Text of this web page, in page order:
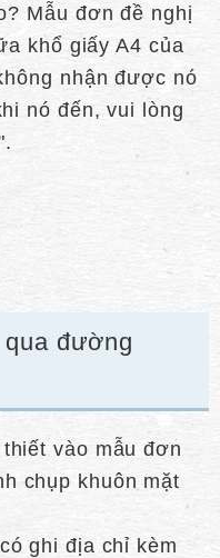
Mẫu đơn đề nghị
khổ giấy A4 của
nhận được nó
nó đến, vui lòng
đường
vào mẫu đơn
chụp khuôn mặt
ghi địa chỉ kèm